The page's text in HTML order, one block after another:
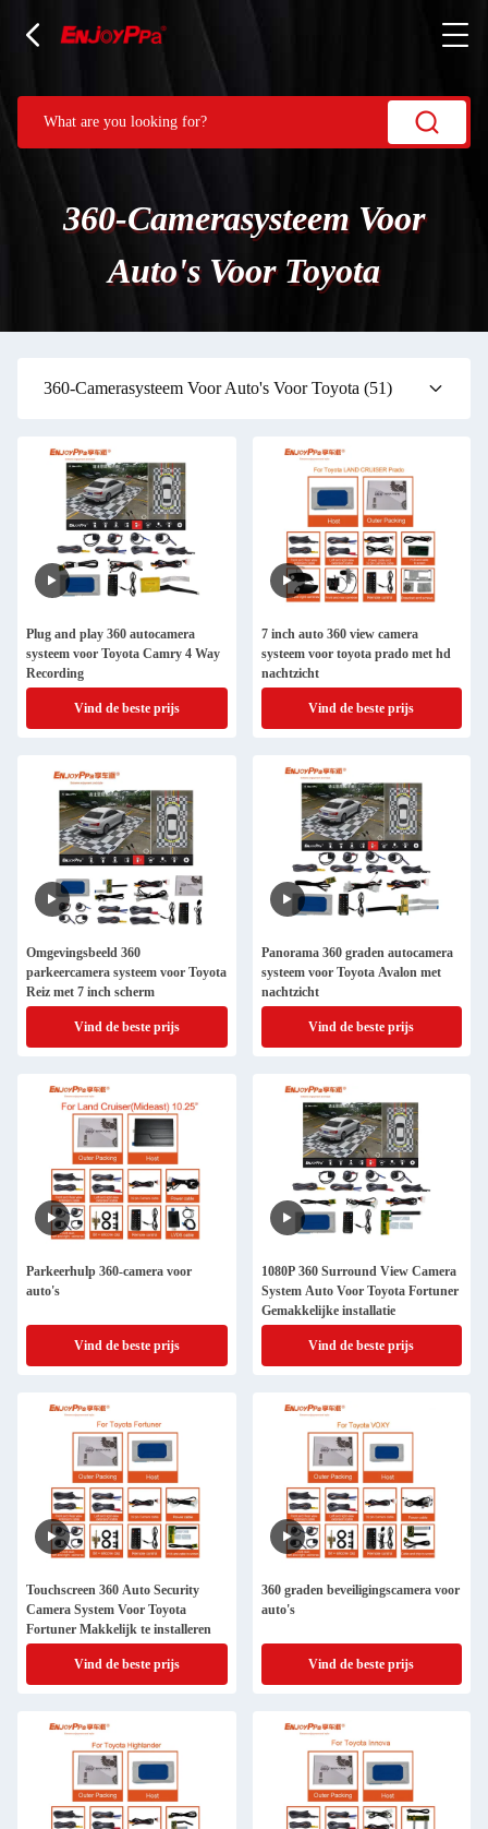
360-Camerasysteem Voor
Auto's Voor Toyota
360-Camerasysteem Voor Auto's Voor Toyota (51)
Plug and play 360 autocamera
systeem voor Toyota Camry 4 Way
Recording
Vind de beste prijs
7 inch auto 360 view camera
systeem voor toyota prado met hd
nachtzicht
Vind de beste prijs
Omgevingsbeeld 360
parkeercamera systeem voor Toyota
Reiz met 7 inch scherm
Vind de beste prijs
Panorama 360 graden autocamera
systeem voor Toyota Avalon met
nachtzicht
Vind de beste prijs
Parkeerhulp 360-camera voor
auto's
Vind de beste prijs
1080P 360 Surround View Camera
System Auto Voor Toyota Fortuner
Gemakkelijke installatie
Vind de beste prijs
Touchscreen 360 Auto Security
Camera System Voor Toyota
Fortuner Makkelijk te installeren
Vind de beste prijs
360 graden beveiligingscamera voor
auto's
Vind de beste prijs